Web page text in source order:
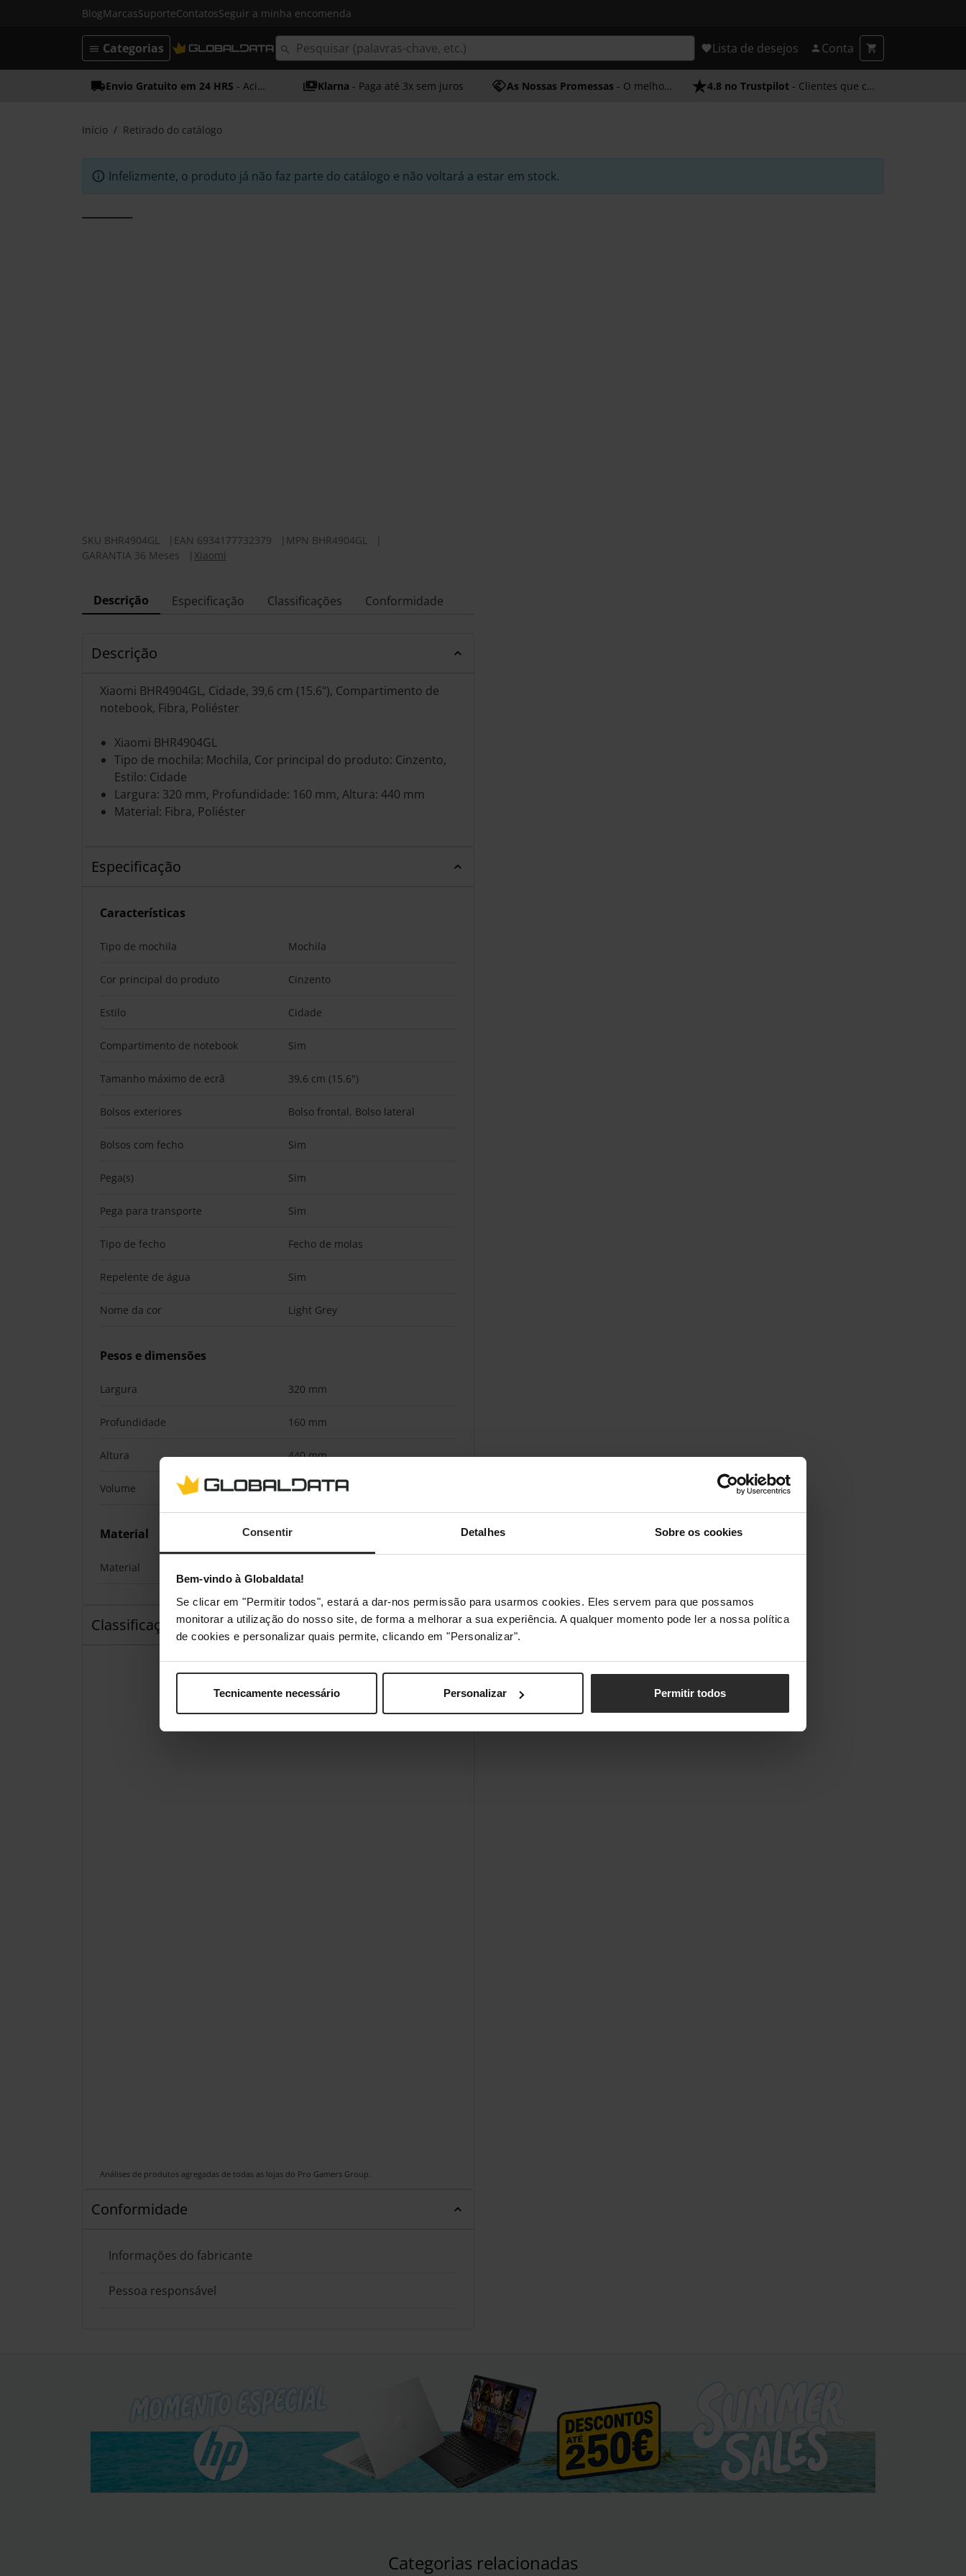
Consentir Detalhes Sobre os cookies
Bem-vindo à Globaldata!
Se clicar em "Permitir todos", estará a dar-nos permissão para usarmos cookies. Eles servem para que possamos
monitorar a utilização do nosso site, de forma a melhorar a sua experiência. A qualquer momento pode ler a nossa política
de cookies e personalizar quais permite, clicando em "Personalizar".
Tecnicamente necessário Personalizar Permitir todos
BlogMarcasSuporteContatosSeguir a minha encomenda
Lista de desejos Conta
Categorias
Envio Gratuito em 24 HRS - Acima dos 50€ Klarna - Paga até 3x sem juros As Nossas Promessas - O melhor atendimento 4.8 no Trustpilot - Clientes que confiam em nós
Início Retirado do catálogo
Infelizmente, o produto já não faz parte do catálogo e não voltará a estar em stock.
SKU BHR4904GL EAN 6934177732379 MPN BHR4904GL
GARANTIA 36 Meses
Xiaomi
Descrição Especificação Classificações Conformidade
Descrição
Xiaomi BHR4904GL, Cidade, 39,6 cm (15.6"), Compartimento de
notebook, Fibra, Poliéster
Xiaomi BHR4904GL
Tipo de mochila: Mochila, Cor principal do produto: Cinzento,
Estilo: Cidade
Largura: 320 mm, Profundidade: 160 mm, Altura: 440 mm
Material: Fibra, Poliéster
Especificação
Características
Tipo de mochila Mochila
Cor principal do produto Cinzento
Estilo Cidade
Compartimento de notebook Sim
Tamanho máximo de ecrã 39,6 cm (15.6")
Bolsos exteriores Bolso frontal, Bolso lateral
Bolsos com fecho Sim
Pega(s) Sim
Pega para transporte Sim
Tipo de fecho Fecho de molas
Repelente de água Sim
Nome da cor Light Grey
Pesos e dimensões
Largura 320 mm
Profundidade 160 mm
Altura 440 mm
Volume 21 l
Material
Material
Classificações
Análises de produtos agregadas de todas as lojas do Pro Gamers Group.
Conformidade
Informações do fabricante
Pessoa responsável
Categorias relacionadas